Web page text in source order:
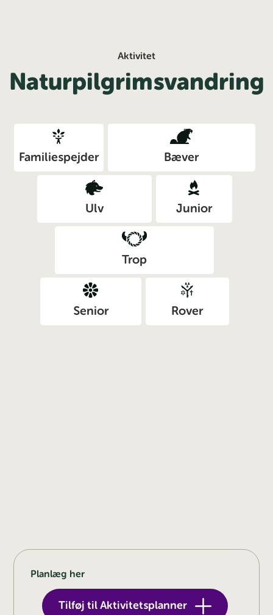
Aktivitet
Naturpilgrimsvandring
Familiespejder Bæver
Ulv Junior
Trop
Senior Rover
Planlæg her
Tilføj til Aktivitetsplanner